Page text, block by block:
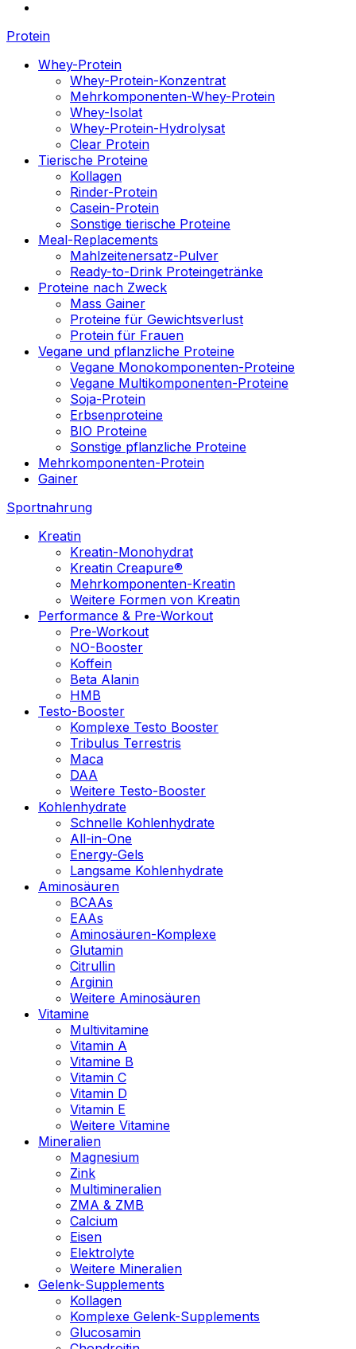
Protein
Whey-Protein
Whey-Protein-Konzentrat
Mehrkomponenten-Whey-Protein
Whey-Isolat
Whey-Protein-Hydrolysat
Clear Protein
Tierische Proteine
Kollagen
Rinder-Protein
Casein-Protein
Sonstige tierische Proteine
Meal-Replacements
Mahlzeitenersatz-Pulver
Ready-to-Drink Proteingetränke
Proteine nach Zweck
Mass Gainer
Proteine für Gewichtsverlust
Protein für Frauen
Vegane und pflanzliche Proteine
Vegane Monokomponenten-Proteine
Vegane Multikomponenten-Proteine
Soja-Protein
Erbsenproteine
BIO Proteine
Sonstige pflanzliche Proteine
Mehrkomponenten-Protein
Gainer
Sportnahrung
Kreatin
Kreatin-Monohydrat
Kreatin Creapure®
Mehrkomponenten-Kreatin
Weitere Formen von Kreatin
Performance & Pre-Workout
Pre-Workout
NO-Booster
Koffein
Beta Alanin
HMB
Testo-Booster
Komplexe Testo Booster
Tribulus Terrestris
Maca
DAA
Weitere Testo-Booster
Kohlenhydrate
Schnelle Kohlenhydrate
All-in-One
Energy-Gels
Langsame Kohlenhydrate
Aminosäuren
BCAAs
EAAs
Aminosäuren-Komplexe
Glutamin
Citrullin
Arginin
Weitere Aminosäuren
Vitamine
Multivitamine
Vitamin A
Vitamine B
Vitamin C
Vitamin D
Vitamin E
Weitere Vitamine
Mineralien
Magnesium
Zink
Multimineralien
ZMA & ZMB
Calcium
Eisen
Elektrolyte
Weitere Mineralien
Gelenk-Supplements
Kollagen
Komplexe Gelenk-Supplements
Glucosamin